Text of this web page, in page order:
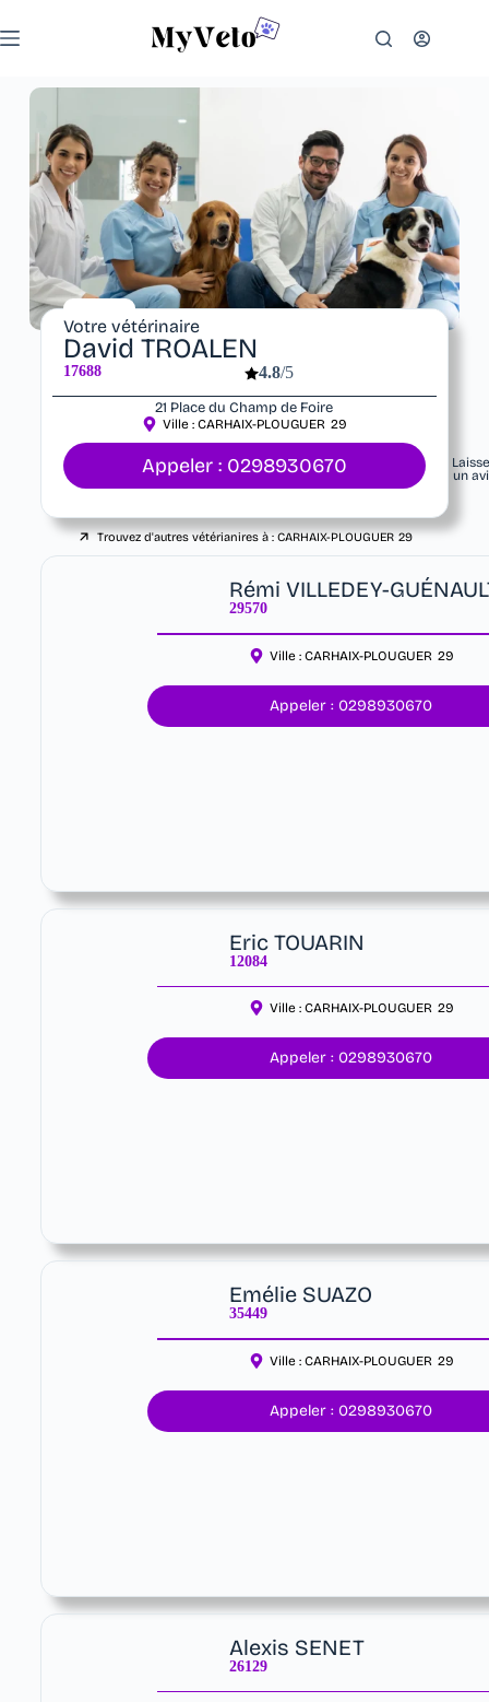
Votre vétérinaire
David TROALEN
17688 4.8/5
21 Place du Champ de Foire
Ville : CARHAIX-PLOUGUER 29
Appeler : 0298930670
un
Trouvez d'autres vétérianires à : CARHAIX-PLOUGUER 29
Rémi VILLEDEY-
29570
Ville : CARHAIX-PLOUGUER 29
Appeler : 0298930670
Eric TOUARIN
12084
Ville : CARHAIX-PLOUGUER 29
Appeler : 0298930670
Emélie SUAZO
35449
Ville : CARHAIX-PLOUGUER 29
Appeler : 0298930670
Alexis SENET
26129